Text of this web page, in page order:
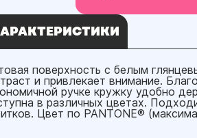
поверхность с белым
и привлекает внимание.
ручке кружку удобно
в различных цветах.
Цвет по PANTONE®